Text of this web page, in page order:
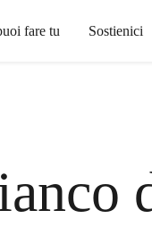
fare tu Sostienici